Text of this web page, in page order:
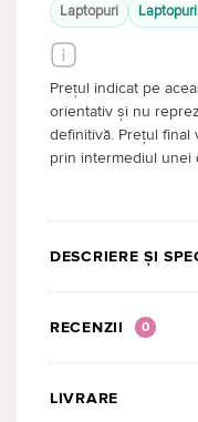
Laptopuri
Prețul indicat pe
orientativ și nu
definitivă. Prețul final
prin intermediul unei
DESCRIERE ȘI
RECENZII 0
LIVRARE